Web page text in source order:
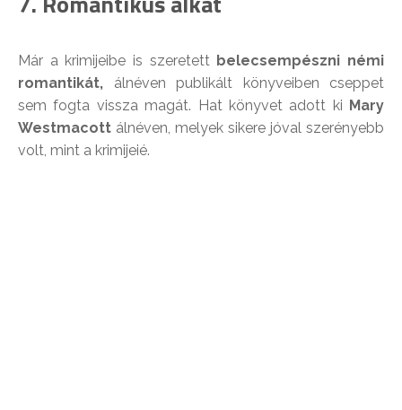
Már a krimijeibe is szeretett belecsempészni némi
romantikát, álnéven publikált könyveiben cseppet
sem fogta vissza magát. Hat könyvet adott ki Mary
Westmacott álnéven, melyek sikere jóval szerényebb
volt, mint a krimijeié.